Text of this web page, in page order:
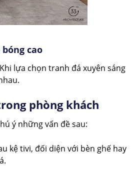
cao
lựa chọn tranh đá xuyên sáng
phòng khách
ý những vấn đề sau:
kệ tivi, đối diện với bèn ghế hay